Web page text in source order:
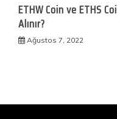
ETHW Coin ve ETHS
Alınır?
Ağustos 7, 2022